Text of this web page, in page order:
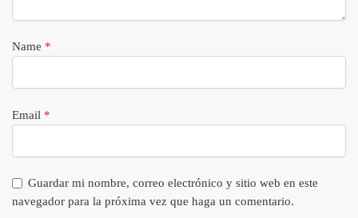
Name *
Email *
Guardar mi nombre, correo electrónico y sitio web en este
navegador para la próxima vez que haga un comentario.